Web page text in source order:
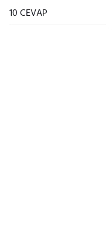
10 CEVAP